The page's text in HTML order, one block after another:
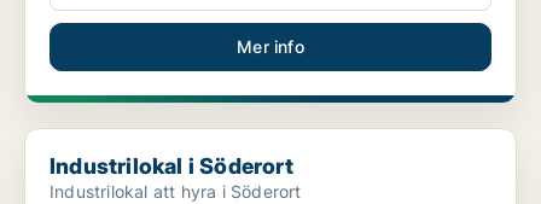
Mer info
Industrilokal i Söderort
Industrilokal i Söderort
Industrilokal att hyra i Söderort